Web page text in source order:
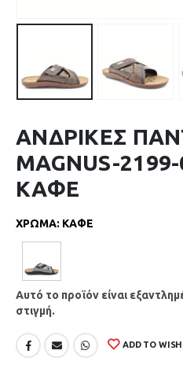
ΑΝΔΡΙΚΕΣ
MAGNUS-
ΚΑΦΕ
ΧΡΩΜΑ: ΚΑΦΕ
Αυτό το προϊόν είναι
στιγμή.
ADD TO